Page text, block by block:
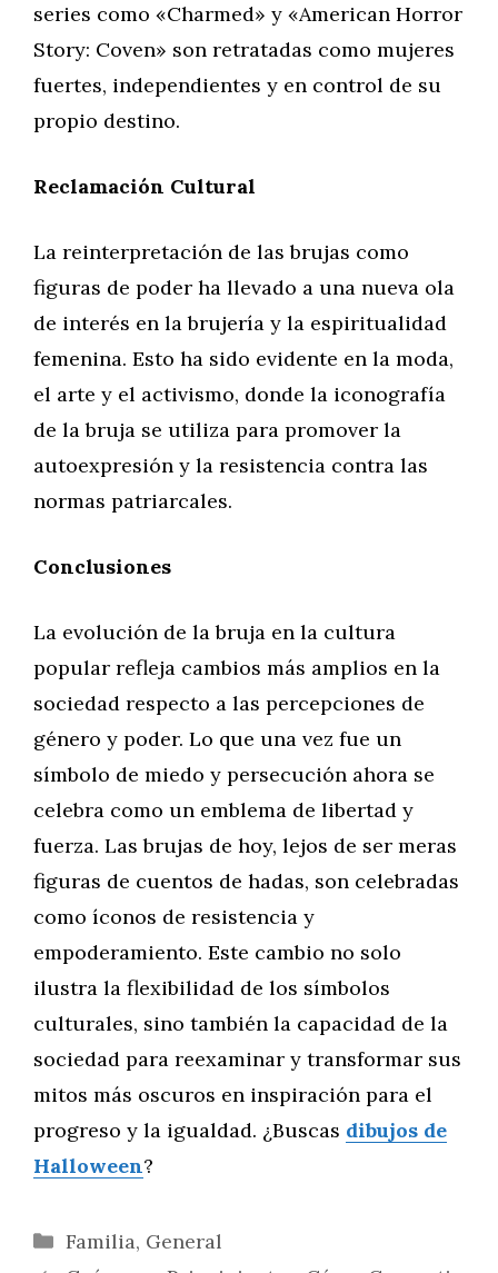
series como «Charmed» y «American Horror
Story: Coven» son retratadas como mujeres
fuertes, independientes y en control de su
propio destino.
Reclamación Cultural
La reinterpretación de las brujas como
figuras de poder ha llevado a una nueva ola
de interés en la brujería y la espiritualidad
femenina. Esto ha sido evidente en la moda,
el arte y el activismo, donde la iconografía
de la bruja se utiliza para promover la
autoexpresión y la resistencia contra las
normas patriarcales.
Conclusiones
La evolución de la bruja en la cultura
popular refleja cambios más amplios en la
sociedad respecto a las percepciones de
género y poder. Lo que una vez fue un
símbolo de miedo y persecución ahora se
celebra como un emblema de libertad y
fuerza. Las brujas de hoy, lejos de ser meras
figuras de cuentos de hadas, son celebradas
como íconos de resistencia y
empoderamiento. Este cambio no solo
ilustra la flexibilidad de los símbolos
culturales, sino también la capacidad de la
sociedad para reexaminar y transformar sus
mitos más oscuros en inspiración para el
progreso y la igualdad. ¿Buscas dibujos de
Halloween?
Categorías
Familia, General